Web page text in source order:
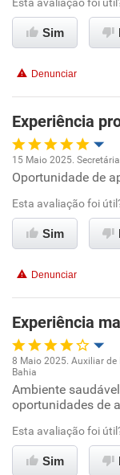
Ambiente de
Benefícios
Recomenda
Recomenda
Sim
Denunciar
Experiência
Oportunidade de
Ambiente de
Benefícios
Recomenda
Recomenda a
15 Maio 2025.
Oportunidade de
Esta avaliação foi
Sim
Denunciar
Experiência
Oportunidade de
Conciliação com a
8 Maio 2025. Auxiliar de
Bahia
Ambiente
oportunidades de
Esta avaliação foi
Sim